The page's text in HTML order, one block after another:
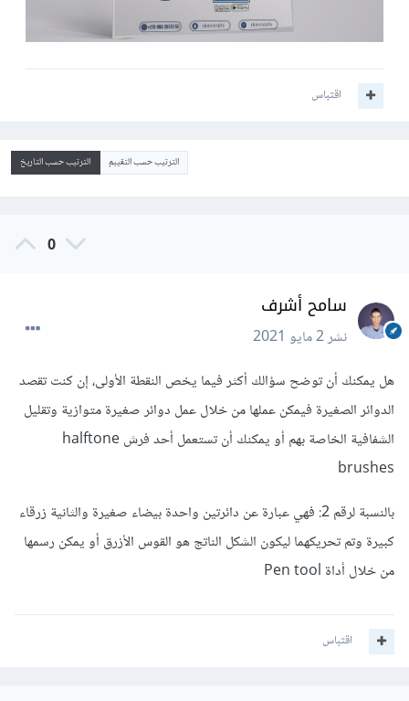
اقتباس
الترتيب حسب التقييم الترتيب حسب التاريخ
0
سامح أشرف
نشر2 مايو 2021
هل يمكنك أن توضح سؤالك أكثر فيما يخص النقطة الأولى، إن كنت تقصد
الدوائر الصغيرة فيمكن عملها من خلال عمل دوائر صغيرة متوازية وتقليل
الشفافية الخاصة بهم أو يمكنك أن تستعمل أحد فرش halftone
brushes
بالنسبة لرقم 2: فهي عبارة عن دائرتين واحدة بيضاء صغيرة والثانية زرقاء
كبيرة وتم تحريكهما ليكون الشكل الناتج هو القوس الأزرق أو يمكن رسمها
من خلال أداة Pen tool
اقتباس